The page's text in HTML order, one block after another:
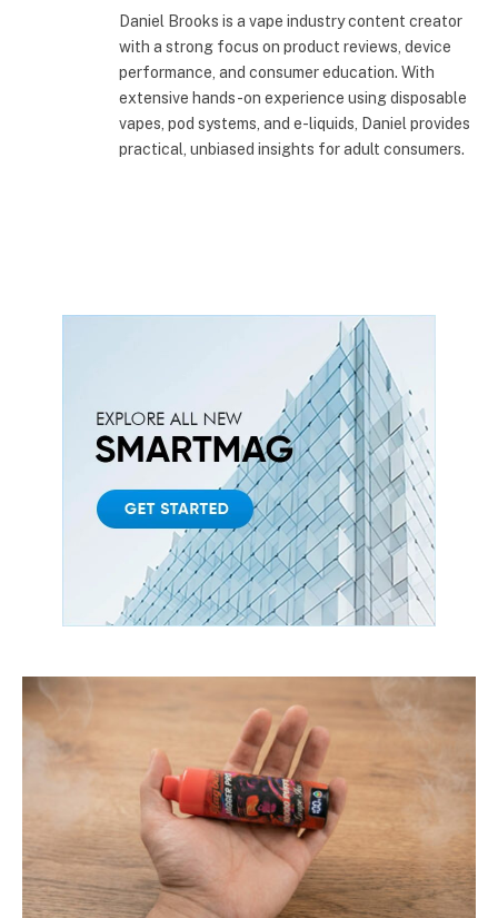
Daniel Brooks is a vape industry content creator
with a strong focus on product reviews, device
performance, and consumer education. With
extensive hands-on experience using disposable
vapes, pod systems, and e-liquids, Daniel provides
practical, unbiased insights for adult consumers.